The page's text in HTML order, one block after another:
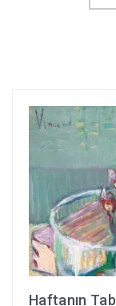
Haftanın